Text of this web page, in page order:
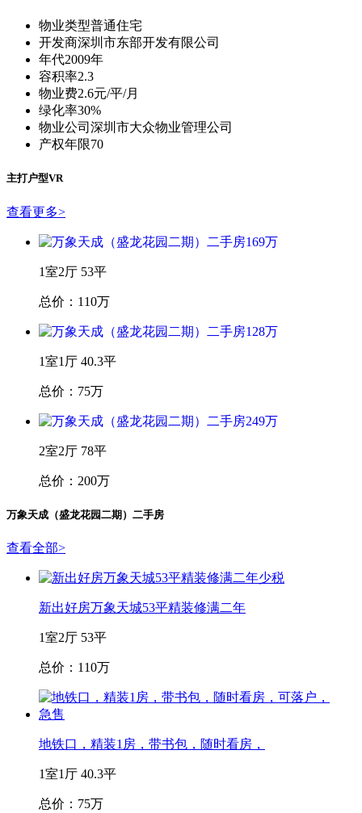
物业类型普通住宅
开发商深圳市东部开发有限公司
年代2009年
容积率2.3
物业费2.6元/平/月
绿化率30%
物业公司 深圳市大众物业管理公司
产权年限70
主打户型VR
查看更多>
1室2厅 53平
总价：110万
1室1厅 40.3平
总价：75万
2室2厅 78平
总价：200万
万象天成（盛龙花园二期）二手房
查看全部>
新出好房万象天城53平精装修满二年
1室2厅 53平
总价：110万
地铁口，精装1房，带书包，随时看房，
1室1厅 40.3平
总价：75万